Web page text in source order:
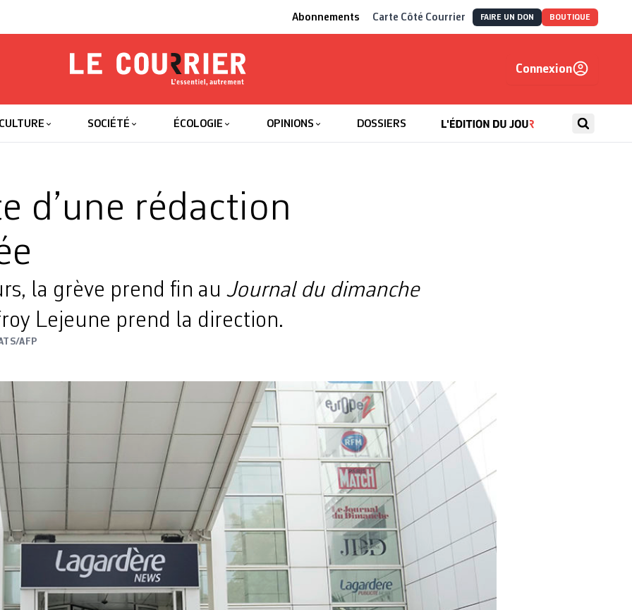
Abonnements Carte Côté Courrier FAIRE UN DON BOUTIQUE
Le Courrier
Connexion
CULTURE SOCIÉTÉ ÉCOLOGIE OPINIONS DOSSIERS
d’une rédaction
la grève prend fin au Journal du dimanche
Lejeune prend la direction.
AFP